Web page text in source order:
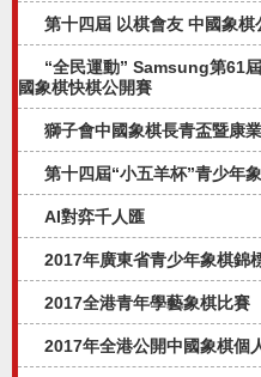
第十四屆 以棋會友 中國象棋
“全民運動” Samsung第61
國象棋快棋公開賽
獅子會中國象棋長青盃暨康
第十四屆“小五羊杯”青少年
AI對弈千人匯
2017年廣東省青少年象棋錦
2017全港青年學藝象棋比賽
2017年全港公開中國象棋個